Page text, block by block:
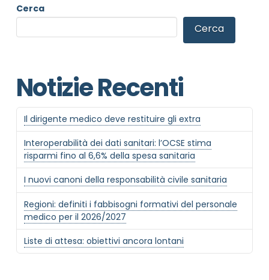
Cerca
Cerca
Notizie Recenti
Il dirigente medico deve restituire gli extra
Interoperabilità dei dati sanitari: l’OCSE stima
risparmi fino al 6,6% della spesa sanitaria
I nuovi canoni della responsabilità civile sanitaria
Regioni: definiti i fabbisogni formativi del personale
medico per il 2026/2027
Liste di attesa: obiettivi ancora lontani
MAIL REFERENTE*
MOTIVO DEL CONTATTO*
Informativa Privacy*